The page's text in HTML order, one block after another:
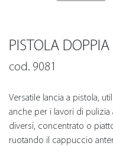
PISTOLA
cod. 9081
Versatile lancia a pistola,
anche per i lavori di pulizia
diversi, concentrato o
ruotando il cappuccio